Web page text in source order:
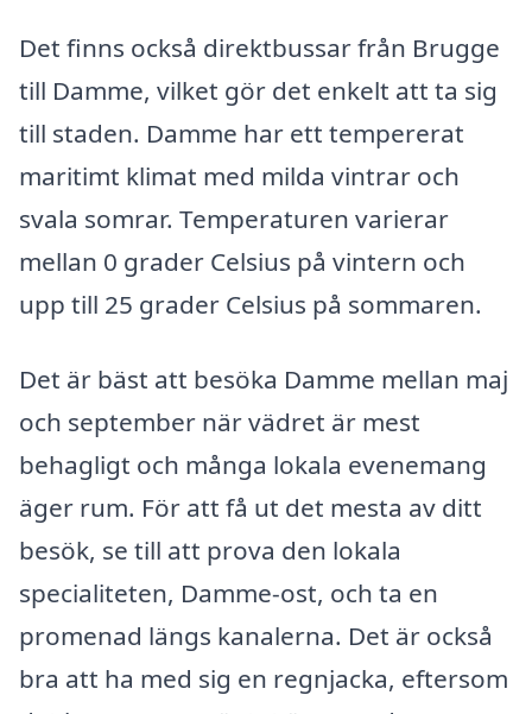
Det finns också direktbussar från Brugge
till Damme, vilket gör det enkelt att ta sig
till staden. Damme har ett tempererat
maritimt klimat med milda vintrar och
svala somrar. Temperaturen varierar
mellan 0 grader Celsius på vintern och
upp till 25 grader Celsius på sommaren.
Det är bäst att besöka Damme mellan maj
och september när vädret är mest
behagligt och många lokala evenemang
äger rum. För att få ut det mesta av ditt
besök, se till att prova den lokala
specialiteten, Damme-ost, och ta en
promenad längs kanalerna. Det är också
bra att ha med sig en regnjacka, eftersom